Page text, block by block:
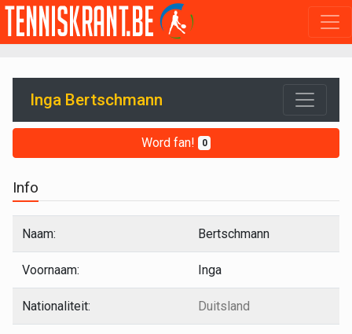
Inga Bertschmann
Word fan! 0
Info
Naam: Bertschmann
Voornaam: Inga
Nationaliteit: Duitsland